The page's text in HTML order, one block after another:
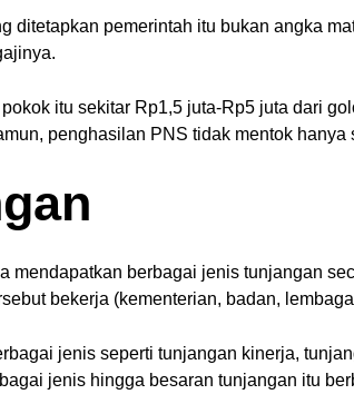
ditetapkan pemerintah itu bukan angka
itu sekitar Rp1,5 juta-Rp5 juta dari
penghasilan PNS tidak mentok
mendapatkan berbagai jenis tunjangan
bekerja (kementerian, badan,
jenis seperti tunjangan kinerja,
jenis hingga besaran tunjangan itu